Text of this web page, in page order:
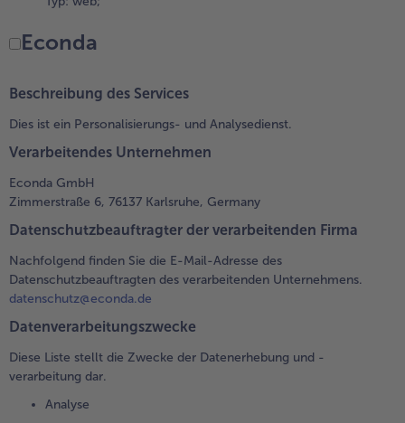
Econda
Beschreibung des Services
Dies ist ein Personalisierungs- und Analysedienst.
Verarbeitendes Unternehmen
Econda GmbH
Zimmerstraße 6, 76137 Karlsruhe, Germany
Datenschutzbeauftragter der verarbeitenden Firma
Nachfolgend finden Sie die E-Mail-Adresse des
Datenschutzbeauftragten des verarbeitenden Unternehmens.
datenschutz@econda.de
Datenverarbeitungszwecke
Diese Liste stellt die Zwecke der Datenerhebung und -
verarbeitung dar.
Analyse